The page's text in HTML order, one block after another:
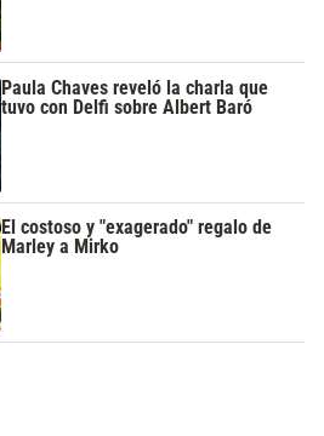
Paula Chaves reveló la charla que
tuvo con Delfi sobre Albert Baró
El costoso y "exagerado" regalo de
Marley a Mirko